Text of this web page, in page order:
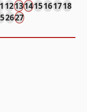
12131415161718
2627